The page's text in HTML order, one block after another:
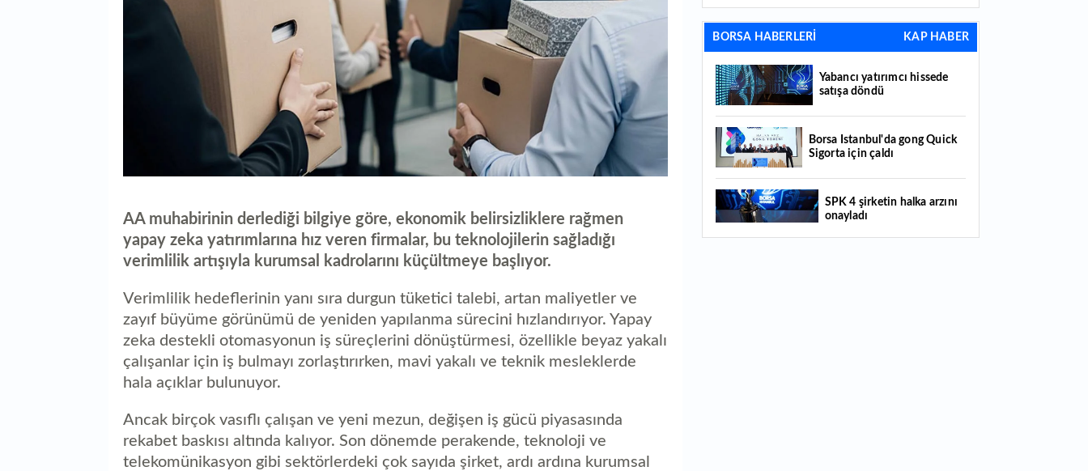
AA muhabirinin derlediği bilgiye göre, ekonomik belirsizliklere rağmen
yapay zeka yatırımlarına hız veren firmalar, bu teknolojilerin sağladığı
verimlilik artışıyla kurumsal kadrolarını küçültmeye başlıyor.
Verimlilik hedeflerinin yanı sıra durgun tüketici talebi, artan maliyetler ve
zayıf büyüme görünümü de yeniden yapılanma sürecini hızlandırıyor. Yapay
zeka destekli otomasyonun iş süreçlerini dönüştürmesi, özellikle beyaz yakalı
çalışanlar için iş bulmayı zorlaştırırken, mavi yakalı ve teknik mesleklerde
hala açıklar bulunuyor.
Ancak birçok vasıflı çalışan ve yeni mezun, değişen iş gücü piyasasında
rekabet baskısı altında kalıyor. Son dönemde perakende, teknoloji ve
telekomünikasyon gibi sektörlerdeki çok sayıda şirket, ardı ardına kurumsal
16:09 TMO 2026-2027 fındık alım fiyatlarını
açıkladı!
geriledi
15:07 Yabancı yatırımcı hissede satışa döndü
14:39
liraya geriledi
14:29 Türkiye'de her 4 kişiden 3'ü internet
bankacılığı kullanıyor
14:26 Türkiye'nin 2026 dijital karnesi: En çok
BORSA HABERLERİ KAP HABER
Yabancı yatırımcı hissede
satışa döndü
Borsa İstanbul'da gong Quick
Sigorta için çaldı
SPK 4 şirketin halka arzını
onayladı